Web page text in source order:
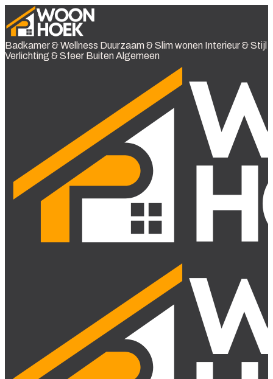
Badkamer & Wellness Duurzaam & Slim wonen Interieur & Stijl
Verlichting & Sfeer Buiten Algemeen